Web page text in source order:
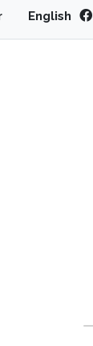
English